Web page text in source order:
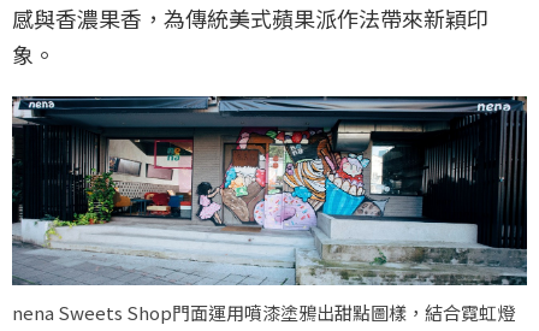
感與香濃果香，為傳統美式蘋果派作法帶來新穎印
象。
nena Sweets Shop門面運用噴漆塗鴉出甜點圖樣，結合霓虹燈